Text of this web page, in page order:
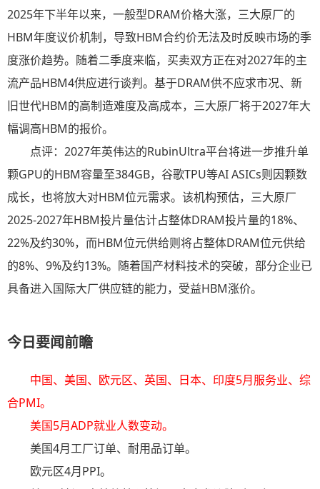
2025年下半年以来，一般型DRAM价格大涨，三大原厂的
HBM年度议价机制，导致HBM合约价无法及时反映市场的季
度涨价趋势。随着二季度来临，买卖双方正在对2027年的主
流产品HBM4供应进行谈判。基于DRAM供不应求市况、新
旧世代HBM的高制造难度及高成本，三大原厂将于2027年大
幅调高HBM的报价。
点评：2027年英伟达的RubinUltra平台将进一步推升单
颗GPU的HBM容量至384GB，谷歌TPU等AI ASICs则因颗数
成长，也将放大对HBM位元需求。该机构预估，三大原厂
2025-2027年HBM投片量估计占整体DRAM投片量的18%、
22%及约30%，而HBM位元供给则将占整体DRAM位元供给
的8%、9%及约13%。随着国产材料技术的突破，部分企业已
具备进入国际大厂供应链的能力，受益HBM涨价。
今日要闻前瞻
中国、美国、欧元区、英国、日本、印度5月服务业、综
合PMI。
美国5月ADP就业人数变动。
美国4月工厂订单、耐用品订单。
欧元区4月PPI。